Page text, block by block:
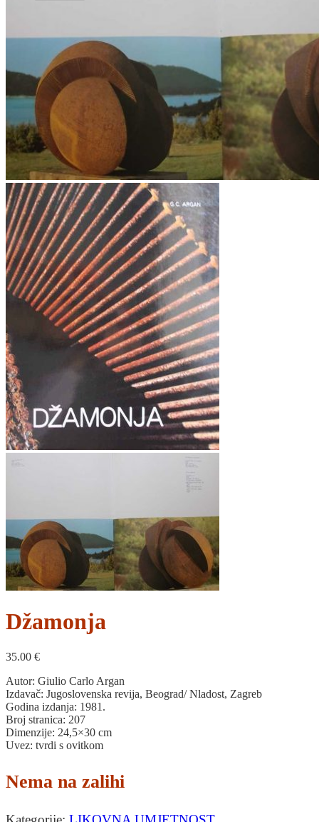
Povratak u trgovinu
Džamonja
35.00 €
Autor: Giulio Carlo Argan
Izdavač: Jugoslovenska revija, Beograd/ Nladost, Zagreb
Godina izdanja: 1981.
Broj stranica: 207
Dimenzije: 24,5×30 cm
Uvez: tvrdi s ovitkom
Nema na zalihi